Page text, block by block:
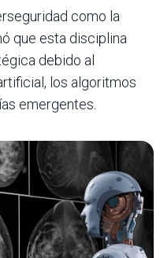
como la
que esta disciplina
debido al
los algoritmos
emergentes.